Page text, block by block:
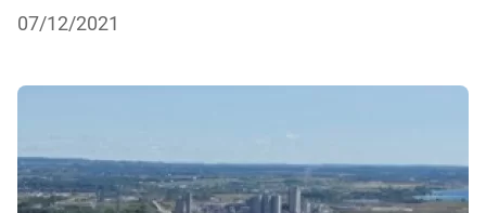
07/12/2021